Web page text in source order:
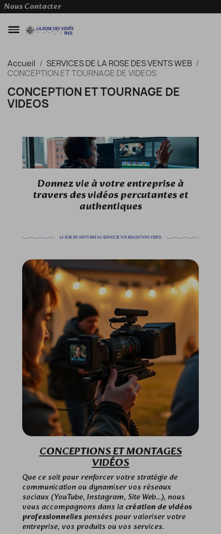
Nous Contacter
Accueil
SERVICES DE LA ROSE DES VENTS WEB
CONCEPTION ET TOURNAGE DE VIDEOS
CONCEPTION ET TOURNAGE DE
VIDEOS
Donnez vie à votre entreprise à
travers des vidéos percutantes et
authentiques
LA ROSE DES VENTS WEB AU SERVICE DE VOS RÉALISATIONS VIDÉOS
CONCEPTIONS ET MONTAGES
VIDÉOS
Que ce soit pour renforcer votre stratégie de
communication ou dynamiser vos réseaux
sociaux (YouTube, Instagram, Site Web…), nous
vous accompagnons dans lacréation de vidéos
professionnellespensées pour valoriser votre
entreprise, vos produits ou vos services.